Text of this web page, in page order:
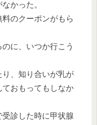
かった。
のクーポンがもら
に、いつか行こう
、知り合いが乳が
おもってもしなか
受診した時に甲状腺